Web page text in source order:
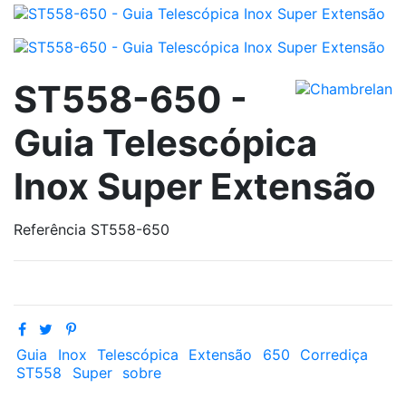
ST558-650 -
Guia Telescópica
Inox Super Extensão
Referência ST558-650
Guia Inox Telescópica Extensão 650
Corrediça
ST558
Super sobre